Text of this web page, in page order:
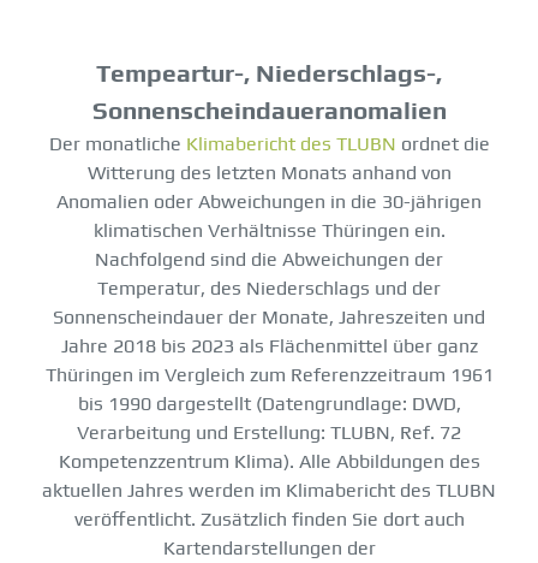
Tempeartur-, Niederschlags-,
Sonnenscheindaueranomalien
Der monatliche Klimabericht des TLUBN ordnet die
Witterung des letzten Monats anhand von
Anomalien oder Abweichungen in die 30-jährigen
klimatischen Verhältnisse Thüringen ein.
Nachfolgend sind die Abweichungen der
Temperatur, des Niederschlags und der
Sonnenscheindauer der Monate, Jahreszeiten und
Jahre 2018 bis 2023 als Flächenmittel über ganz
Thüringen im Vergleich zum Referenzzeitraum 1961
bis 1990 dargestellt (Datengrundlage: DWD,
Verarbeitung und Erstellung: TLUBN, Ref. 72
Kompetenzzentrum Klima). Alle Abbildungen des
aktuellen Jahres werden im Klimabericht des TLUBN
veröffentlicht. Zusätzlich finden Sie dort auch
Kartendarstellungen der